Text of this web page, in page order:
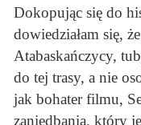
Dokopując się do
dowiedziałam się,
Atabaskańczycy,
do tej trasy, a nie
jak bohater filmu,
zaniedbania, który